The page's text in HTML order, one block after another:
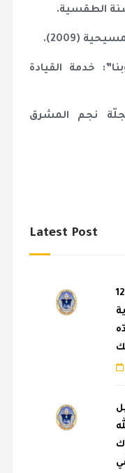
الطقسية.
(2009).
خدمة القيادة
نجم المشرق
Latest Post
فديو (٣): وننتظرك في عنكاوا من 12